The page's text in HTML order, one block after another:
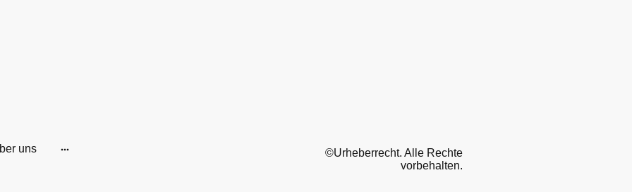
uns
©Urheberrecht. Alle Rechte
vorbehalten.